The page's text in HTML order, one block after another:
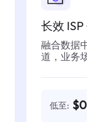
长效 ISP
融合数据
道，业务
低至: